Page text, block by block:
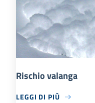
Rischio valanga
LEGGI DI PIÙ